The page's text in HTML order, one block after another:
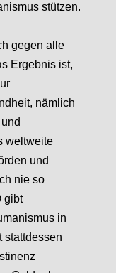
stützen.
gegen alle
Ergebnis ist,
nämlich
weltweite
und
nie so
gibt
in
stattdessen